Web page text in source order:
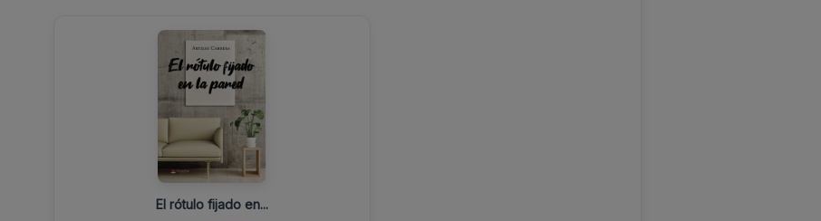
El rótulo fijado en...